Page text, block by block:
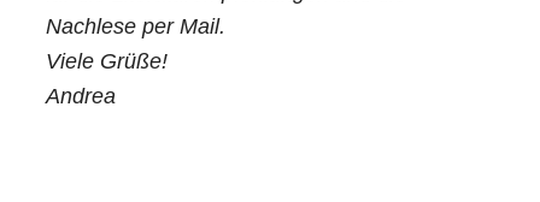
Nachlese per Mail.
Viele Grüße!
Andrea